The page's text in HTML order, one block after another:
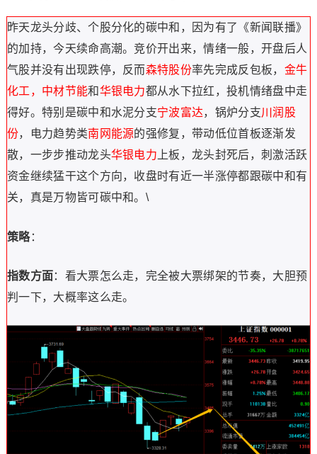
昨天龙头分歧、个股分化的碳中和，因为有了《新闻联播》
的加持，今天续命高潮。竞价开出来，情绪一般，开盘后人
气股并没有出现跌停，反而森特股份率先完成反包板， 金牛
化工，中材节能和华银电力都从水下拉红，投机情绪盘中走
得好。特别是碳中和水泥分支宁波富达，锅炉分支川润股
份，电力趋势类南网能源的强修复，带动低位首板逐渐发
散，一步步推动龙头华银电力 上板，龙头封死后，刺激活跃
资金继续猛干这个方向，收盘时有近一半涨停都跟碳中和有
关，真是万物皆可碳中和。\
策略：
指数方面：看大票怎么走，完全被大票绑架的节奏，大胆预
判一下，大概率这么走。